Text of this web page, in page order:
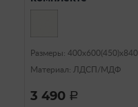
Размеры: 400х600(450)х840
Материал: ЛДСП/МДФ
3 490 a